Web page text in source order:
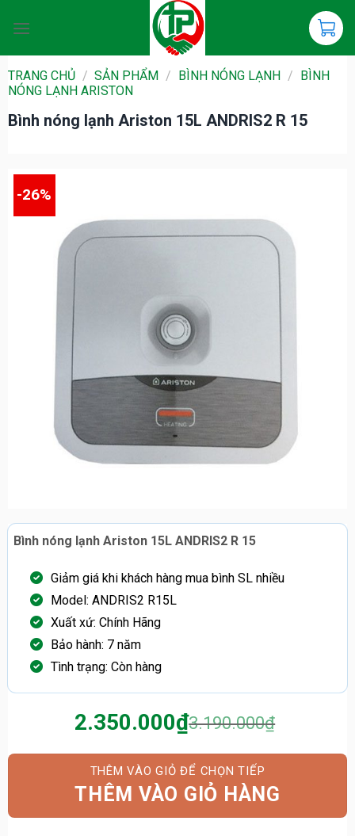
đến
dung
TRANG CHỦ / SẢN PHẨM / BÌNH NÓNG LẠNH / BÌNH
NÓNG LẠNH ARISTON
Bình nóng lạnh Ariston 15L ANDRIS2 R 15
-26%
Bình nóng lạnh Ariston 15L ANDRIS2 R 15
Giảm giá khi khách hàng mua bình SL nhiều
Model: ANDRIS2 R15L
Xuất xứ: Chính Hãng
Bảo hành: 7 năm
Tình trạng: Còn hàng
3.190.000₫
Giá
gốc
là:
3.190.000₫.
2.350.000₫
Giá
hiện
tại
là:
2.350.000₫.
THÊM VÀO GIỎ HÀNG